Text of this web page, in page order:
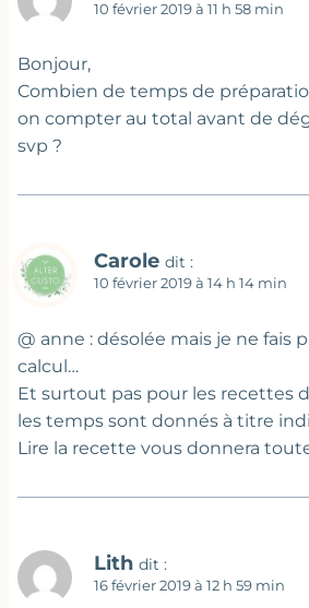
10 février 2019 à 11 h 58 min
Bonjour,
Combien de temps de
on compter au total avant de
svp ?
Carole dit :
10 février 2019 à 14 h 14 min
@ anne : désolée mais je ne fais
calcul…
Et surtout pas pour les recettes
les temps sont donnés à titre
Lire la recette vous donnera
Lith dit :
16 février 2019 à 12 h 59 min